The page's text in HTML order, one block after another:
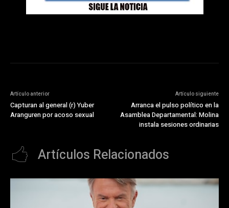
Artículo anterior
Capturan al general (r) Yuber
Aranguren por acoso sexual
Artículo siguiente
Arranca el pulso político en la
Asamblea Departamental: Molina
instala sesiones ordinarias
Artículos Relacionados